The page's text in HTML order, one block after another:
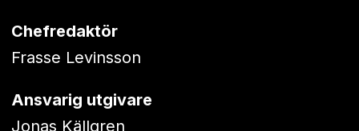
Chefredaktör
Frasse Levinsson
Ansvarig utgivare
Jonas Källgren